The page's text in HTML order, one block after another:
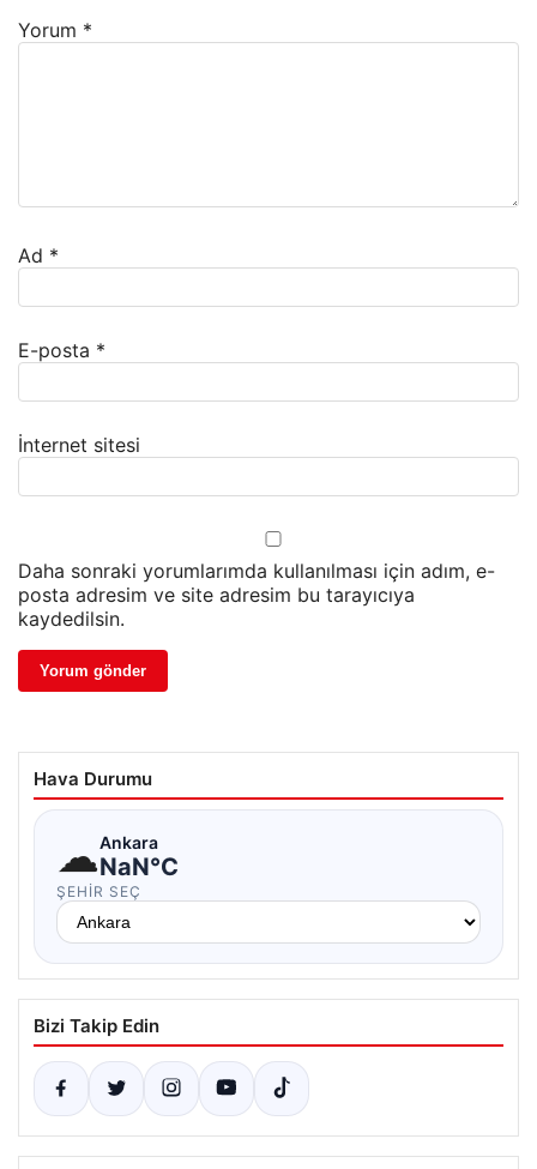
Yorum *
Ad *
E-posta *
İnternet sitesi
Daha sonraki yorumlarımda kullanılması için adım, e-
posta adresim ve site adresim bu tarayıcıya
kaydedilsin.
Hava Durumu
☁Ankara
NaN°C
ŞEHIR SEÇ
Bizi Takip Edin